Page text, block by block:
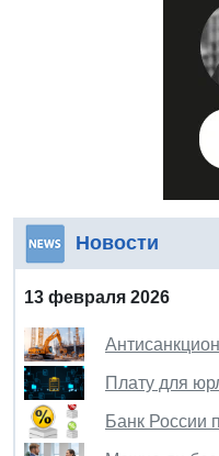
Новости
13 февраля 2026
Плату для
Банк России